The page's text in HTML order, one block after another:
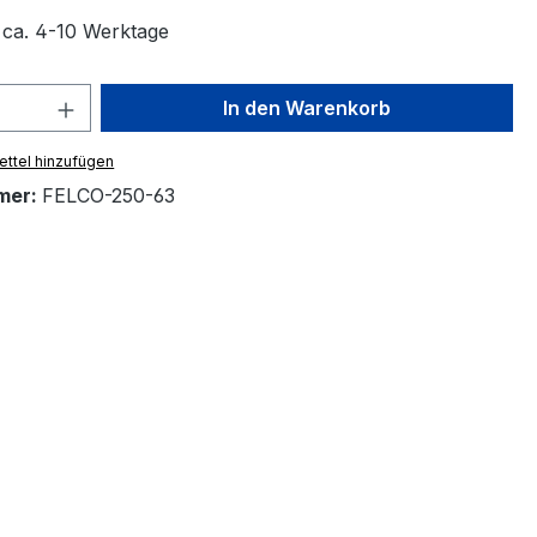
4-10 Werktage
Anzahl: Gib den gewünschten Wert
In den Warenkorb
hinzufügen
FELCO-250-63